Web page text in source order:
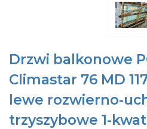
Drzwi balkonowe
Climastar 76 MD
lewe rozwierno-
trzyszybowe 1-